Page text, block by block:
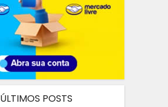
ÚLTIMOS POSTS